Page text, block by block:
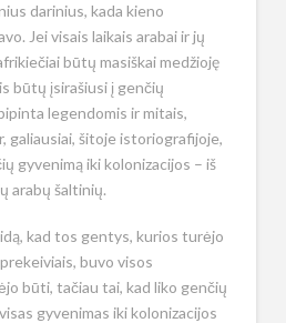
darinius, kada kieno
Jei visais laikais arabai ir jų
būtų masiškai medžioję
būtų įsirašiusi į genčių
legendomis ir mitais,
galiausiai, šitoje istoriografijoje,
gyvenimą iki kolonizacijos – iš
arabų šaltinių.
kad tos gentys, kurios turėjo
buvo visos
būti, tačiau tai, kad liko genčių
gyvenimas iki kolonizacijos